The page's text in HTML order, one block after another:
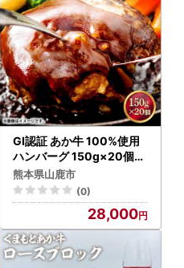
GI認証 あか牛 100%使用
ハンバーグ 150g×20個【
くまふる】[ZDX034]
熊本県山鹿市
(0)
28,000